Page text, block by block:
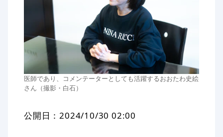
医師であり、コメンテーターとしても活躍するおおたわ史絵
さん（撮影・白石）
公開日：2024/10/30 02:00